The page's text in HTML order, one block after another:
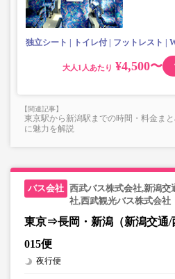
す。
・座席にコンセント・USB設備あ
・車内は常時換気し、清掃・除菌
独立シート トイレ付 フットレスト
大人 ¥4,500〜
東京駅から新潟駅までの時間・料金ま
に魅力を解説
西武バス株式会社,新潟交
社,西武観光バス株式会社
東京⇒長岡・新潟（新潟交通/
015便
夜行便